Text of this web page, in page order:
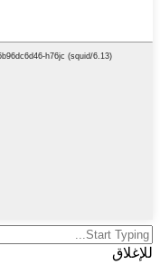
للإغلاق